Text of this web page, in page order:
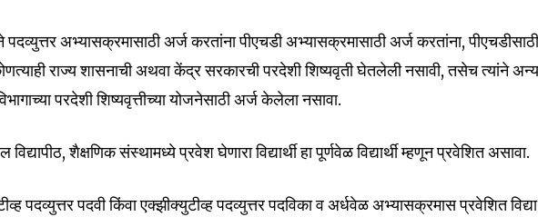
पदव्युत्तर अभ्यासक्रमासाठी अर्ज करतांना पीएचडी अभ्यासक्रमासाठी अर्ज करतांना, पीएचडीसाठी
राज्य शासनाची अथवा केंद्र सरकारची परदेशी शिष्यवृती घेतलेली नसावी, तसेच त्यांने
परदेशी शिष्यवृत्तीच्या योजनेसाठी अर्ज केलेला नसावा.
विद्यापीठ, शैक्षणिक संस्थामध्ये प्रवेश घेणारा विद्यार्थी हा पूर्णवेळ विद्यार्थी म्हणून प्रवेशित असावा.
पदव्युत्तर पदवी किंवा एक्झीक्युटीव्ह पदव्युत्तर पदविका व अर्धवेळ अभ्यासक्रमास प्रवेशित